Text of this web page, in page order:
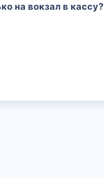
на вокзал в кассу?